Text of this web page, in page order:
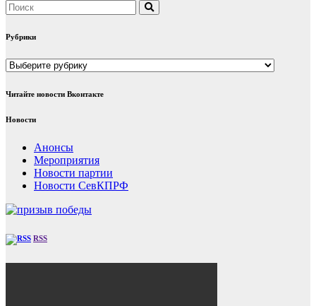
Рубрики
Рубрики
Читайте новости Вконтакте
Новости
Анонсы
Мероприятия
Новости партии
Новости СевКПРФ
RSS